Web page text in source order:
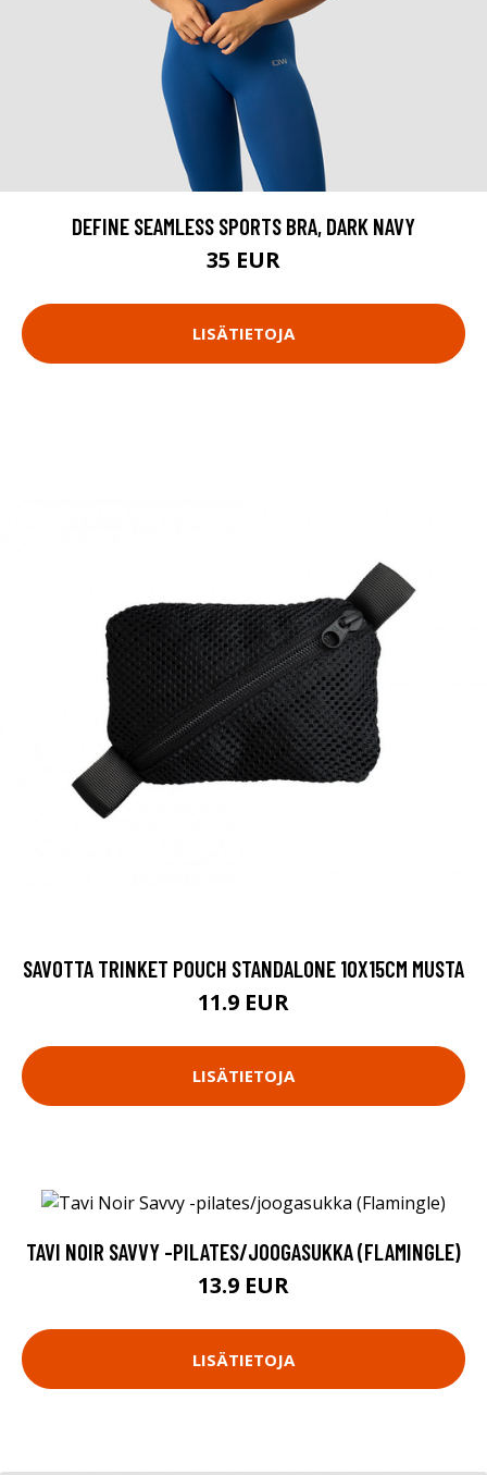
DEFINE SEAMLESS SPORTS BRA, DARK NAVY
35 EUR
LISÄTIETOJA
SAVOTTA TRINKET POUCH STANDALONE 10X15CM MUSTA
11.9 EUR
LISÄTIETOJA
TAVI NOIR SAVVY -PILATES/JOOGASUKKA (FLAMINGLE)
13.9 EUR
LISÄTIETOJA